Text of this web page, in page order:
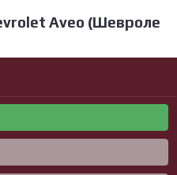
Aveo (Шевроле